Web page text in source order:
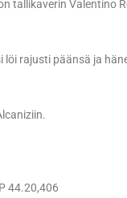
tallikaverin Valentino
rajusti päänsä ja
44.20,406